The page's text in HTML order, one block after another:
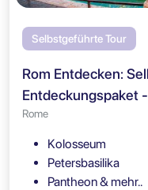
Selbstgeführte Tour
Rom Entdecken:
Entdeckungspaket
Rome
Kolosseum
Petersbasilika
Pantheon & mehr..